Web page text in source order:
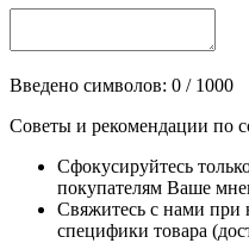
Введено символов: 0 / 1000
Советы и рекомендации по
Сфокусируйтесь
покупателям Ваше
Свяжитесь с нами при
специфики товара